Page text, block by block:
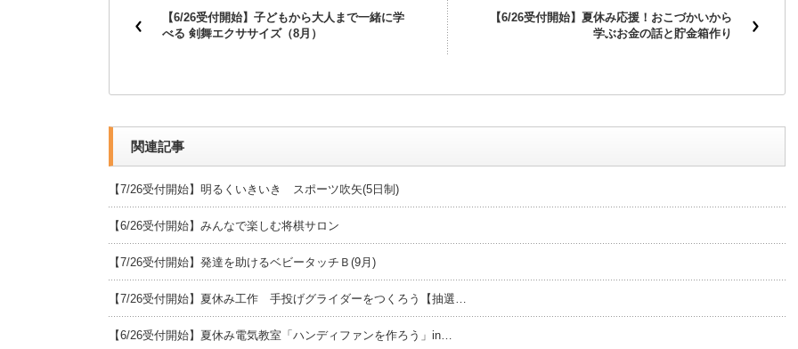
【6/26受付開始】子どもから大人まで一緒に学
べる 剣舞エクササイズ（8月）
【6/26受付開始】夏休み応援！おこづかいから
学ぶお金の話と貯金箱作り
関連記事
【7/26受付開始】明るくいきいき スポーツ吹矢(5日制)
【6/26受付開始】みんなで楽しむ将棋サロン
【7/26受付開始】発達を助けるベビータッチＢ(9月)
【7/26受付開始】夏休み工作 手投げグライダーをつくろう【抽選…
【6/26受付開始】夏休み電気教室「ハンディファンを作ろう」in…